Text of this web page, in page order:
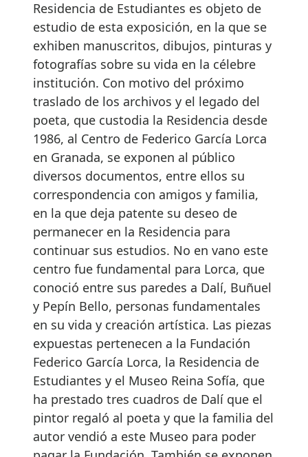
Residencia de Estudiantes es objeto de
estudio de esta exposición, en la que se
exhiben manuscritos, dibujos, pinturas y
fotografías sobre su vida en la célebre
institución. Con motivo del próximo
traslado de los archivos y el legado del
poeta, que custodia la Residencia desde
1986, al Centro de Federico García Lorca
en Granada, se exponen al público
diversos documentos, entre ellos su
correspondencia con amigos y familia,
en la que deja patente su deseo de
permanecer en la Residencia para
continuar sus estudios. No en vano este
centro fue fundamental para Lorca, que
conoció entre sus paredes a Dalí, Buñuel
y Pepín Bello, personas fundamentales
en su vida y creación artística. Las piezas
expuestas pertenecen a la Fundación
Federico García Lorca, la Residencia de
Estudiantes y el Museo Reina Sofía, que
ha prestado tres cuadros de Dalí que el
pintor regaló al poeta y que la familia del
autor vendió a este Museo para poder